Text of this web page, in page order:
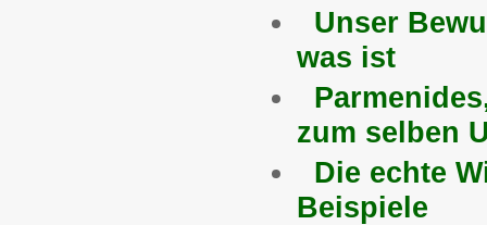
Unser
was ist
zum selben
Die echte
Beispiele